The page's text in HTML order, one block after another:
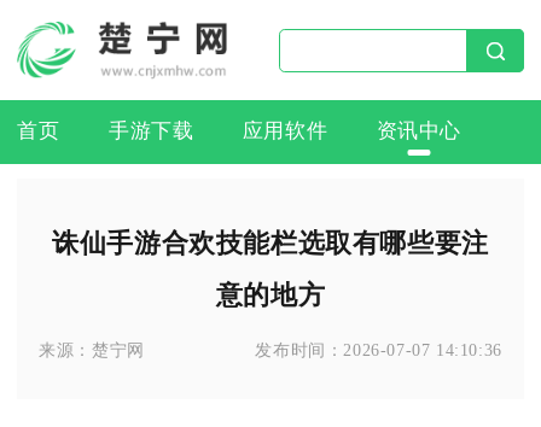
首页 手游下载 应用软件 资讯中心
诛仙手游合欢技能栏选取有哪些要注
意的地方
来源：楚宁网 发布时间： 2026-07-07 14:10:36